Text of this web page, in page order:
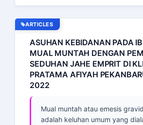
ARTICLES
ASUHAN KEBIDANAN PADA
MUAL MUNTAH DENGAN
SEDUHAN JAHE EMPRIT DI
PRATAMA AFIYAH
2022
Mual muntah atau emesis
adalah keluhan umum yang